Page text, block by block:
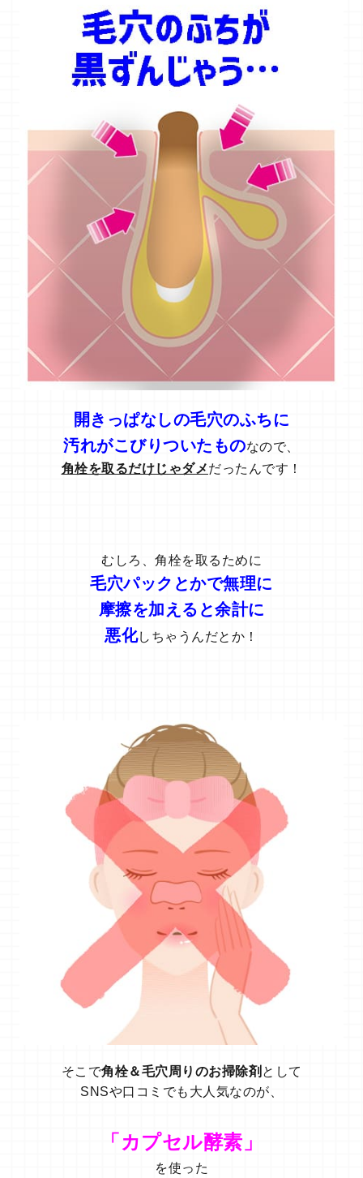
開きっぱなしの毛穴のふちに
汚れがこびりついたものなので、
角栓を取るだけじゃダメだったんです！
むしろ、角栓を取るために
毛穴パックとかで無理に
摩擦を加えると余計に
悪化しちゃうんだとか！
そこで角栓＆毛穴周りのお掃除剤 として
SNSや口コミでも大人気なのが、
「カプセル酵素」
を使った